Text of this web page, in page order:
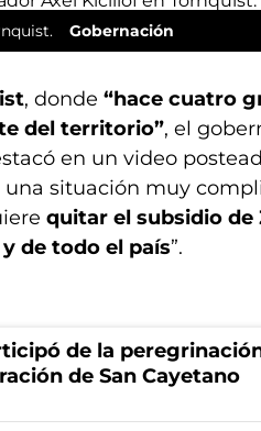
Gobernación
, donde “hace cuatro
del territorio”, el
en un video
una situación muy
quitar el subsidio de
de todo el país”.
de la
de San Cayetano